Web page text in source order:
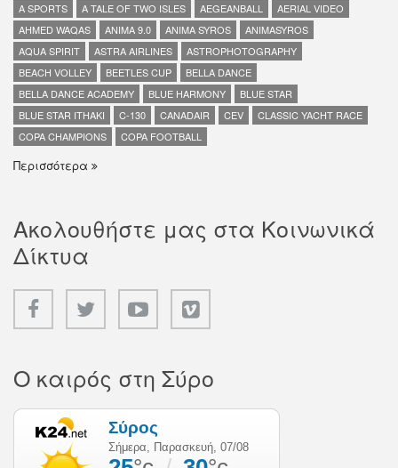
A SPORTS
A TALE OF TWO ISLES AEGEANBALL
AERIAL VIDEO
AHMED WAQAS
ANIMA 9.0 ANIMA SYROS
ANIΜΑSYROS
AQUA SPIRIT
ASTRA AIRLINES
ASTROPHOTOGRAPHY
BEACH VOLLEY
BEETLES CUP
BELLA DANCE
BELLA DANCE ACADEMY
BLUE HARMONY
BLUE STAR
BLUE STAR ITHAKI
C-130 CANADAIR CEV
CLASSIC YACHT RACE
COPA CHAMPIONS
COPA FOOTBALL
Περισσότερα
Ακολουθήστε μας στα Κοινωνικά
Δίκτυα
Ο καιρός στη Σύρο